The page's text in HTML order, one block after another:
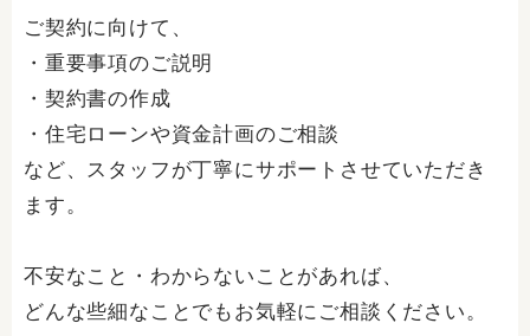
ご契約に向けて、
・重要事項のご説明
・契約書の作成
・住宅ローンや資金計画のご相談
など、スタッフが丁寧にサポートさせていただき
ます。
不安なこと・わからないことがあれば、
どんな些細なことでもお気軽にご相談ください。